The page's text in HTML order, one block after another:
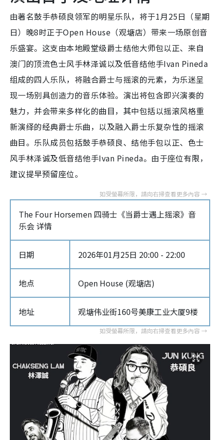
由著名鼓手恭硕良领军的明星乐队，将于1月25日（星期
日）晚8时正于Open House（观塘店）带来一场原创音
乐盛宴。这支由本地殿堂级爵士结他大师包以正、来自
澳门的顶流色士风手林泽诚以及低音结他手Ivan Pineda
组成的四人乐队，将融合爵士与摇滚的元素，为乐迷呈
现一场别具创造力的音乐体验。演出将包含即兴演奏的
魅力，并会带来多样化的曲目，其中包括以摇滚风格重
新演绎的经典爵士乐曲，以及融入爵士乐复杂性的摇滚
曲目。乐队成员包括鼓手恭硕良、结他手包以正、色士
风手林泽诚及低音结他手Ivan Pineda。由于座位有限，
建议提早预留座位。
The Four Horsemen 四骑士《当爵士遇上摇滚》音
乐会 详情
日期 2026年01月25日 20:00 - 22:00
地点 Open House (观塘店)
地址 观塘伟业街160号美康工业大厦9楼